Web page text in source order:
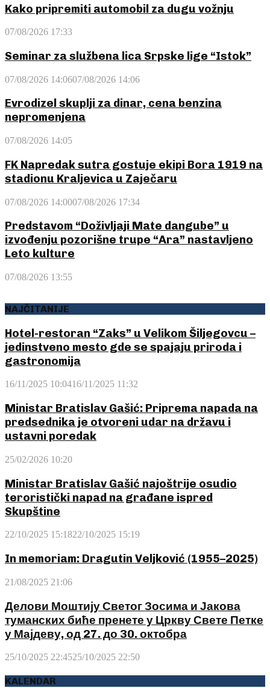
Kako pripremiti automobil za dugu vožnju
07/08/2026 17:33
Seminar za službena lica Srpske lige “Istok”
07/08/2026 14:0607/08/2026 14:06
Evrodizel skuplji za dinar, cena benzina
nepromenjena
07/08/2026 14:05
FK Napredak sutra gostuje ekipi Bora 1919 na
stadionu Kraljevica u Zaječaru
07/08/2026 14:0007/08/2026 17:34
Predstavom “Doživljaji Mate dangube” u
izvođenju pozorišne trupe “Ara” nastavljeno
Leto kulture
07/08/2026 13:55
NAJČITANIJE
Hotel-restoran “Zaks” u Velikom Šiljegovcu –
jedinstveno mesto gde se spajaju priroda i
gastronomija
16/11/2025 10:0416/11/2025 11:32
Ministar Bratislav Gašić: Priprema napada na
predsednika je otvoreni udar na državu i
ustavni poredak
25/02/2026 10:20
Ministar Bratislav Gašić najoštrije osudio
teroristički napad na građane ispred
Skupštine
22/10/2025 15:1822/10/2025 15:19
In memoriam: Dragutin Veljković (1955–2025)
21/08/2025 21:06
Делови Моштију Светог Зосима и Јакова
туманских биће пренете у Цркву Свете Петке
у Мајдеву, од 27. до 30. октобра
25/10/2025 22:4525/10/2025 22:50
KALENDAR